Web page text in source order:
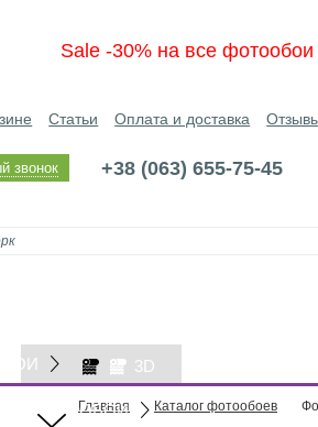
Sale -30% на все
Статьи Оплата и доставка
звонок +38 (063) 655-75-45
3D
ОБОИ
Главная Каталог фотообоев